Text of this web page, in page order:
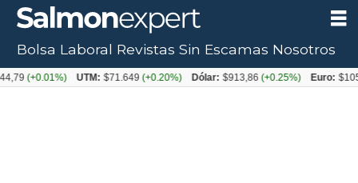
Bolsa Laboral Revistas Sin Escamas Nosotros
UTM: $71.649 (+0.20%) Dólar: $913,86 (+0.25%) Euro: $1053,08(-